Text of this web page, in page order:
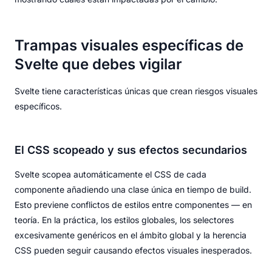
Trampas visuales específicas de
Svelte que debes vigilar
Svelte tiene características únicas que crean riesgos visuales
específicos.
El CSS scopeado y sus efectos secundarios
Svelte scopea automáticamente el CSS de cada
componente añadiendo una clase única en tiempo de build.
Esto previene conflictos de estilos entre componentes — en
teoría. En la práctica, los estilos globales, los selectores
excesivamente genéricos en el ámbito global y la herencia
CSS pueden seguir causando efectos visuales inesperados.